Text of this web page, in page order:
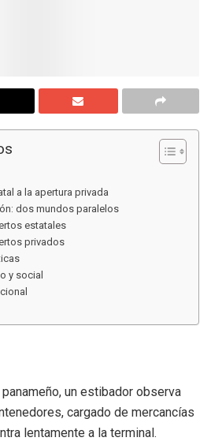
a la apertura privada
dos mundos paralelos
estatales
privados
y social
un estibador observa
cargado de mercancías
lentamente a la terminal.